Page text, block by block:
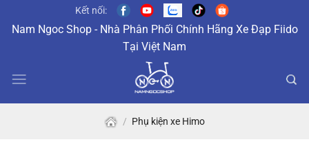
Kết nối:
Nam Ngoc Shop - Nhà Phân Phối Chính Hãng Xe Đạp Fiido
Tại Việt Nam
/ Phụ kiện xe Himo